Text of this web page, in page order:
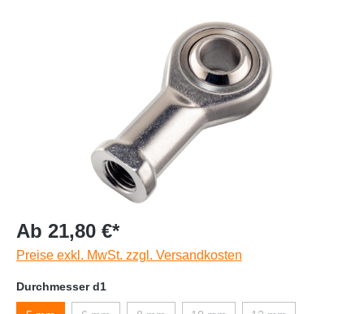
Ab 21,80 €*
Preise exkl. MwSt. zzgl. Versandkosten
Durchmesser d1